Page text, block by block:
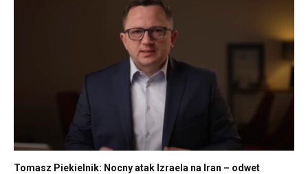
Tomasz Piekielnik: Nocny atak Izraela na Iran – odwet